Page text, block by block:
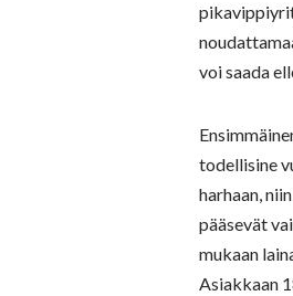
voi saada
todellisine
harhaan,
pääsevät
mukaan
Asiakkaan